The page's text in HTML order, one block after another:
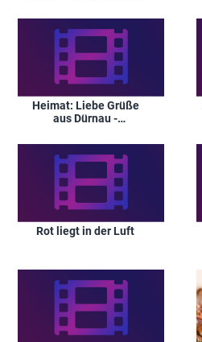
Heimat: Liebe Grüße
aus Dürnau -
Lande
Rot liegt in der Luft